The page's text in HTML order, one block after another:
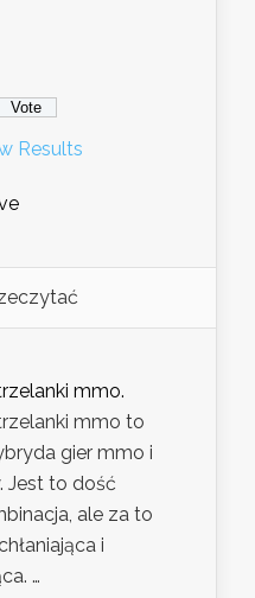
Results
mmo.
mmo to
gier mmo i
Jest to dość
ale za to
i
…